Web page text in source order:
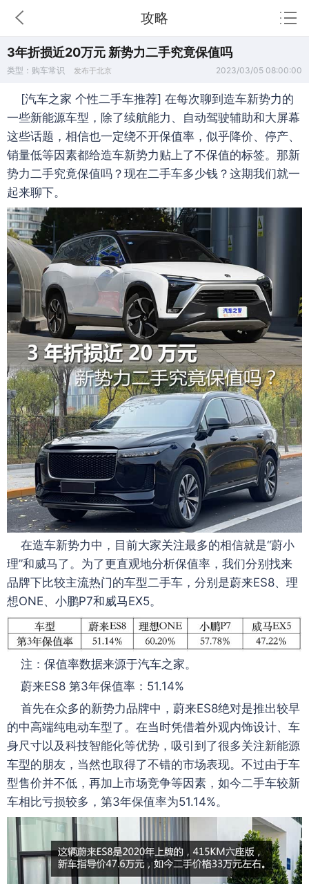
攻略
3年折损近20万元 新势力二手究竟保值吗
类型：购车常识 发布于北京 2023/03/05 08:00:00
[汽车之家 个性二手车推荐] 在每次聊到造车新势力的
一些新能源车型，除了续航能力、自动驾驶辅助和大屏幕
这些话题，相信也一定绕不开保值率，似乎降价、停产、
销量低等因素都给造车新势力贴上了不保值的标签。那新
势力二手究竟保值吗？现在二手车多少钱？这期我们就一
起来聊下。
在造车新势力中，目前大家关注最多的相信就是“蔚小
理”和威马了。为了更直观地分析保值率，我们分别找来
品牌下比较主流热门的车型二手车，分别是蔚来ES8、理
想ONE、小鹏P7和威马EX5。
注：保值率数据来源于汽车之家。
蔚来ES8 第3年保值率：51.14%
首先在众多的新势力品牌中，蔚来ES8绝对是推出较早
的中高端纯电动车型了。在当时凭借着外观内饰设计、车
身尺寸以及科技智能化等优势，吸引到了很多关注新能源
车型的朋友，当然也取得了不错的市场表现。不过由于车
型售价并不低，再加上市场竞争等因素，如今二手车较新
车相比亏损较多，第3年保值率为51.14%。